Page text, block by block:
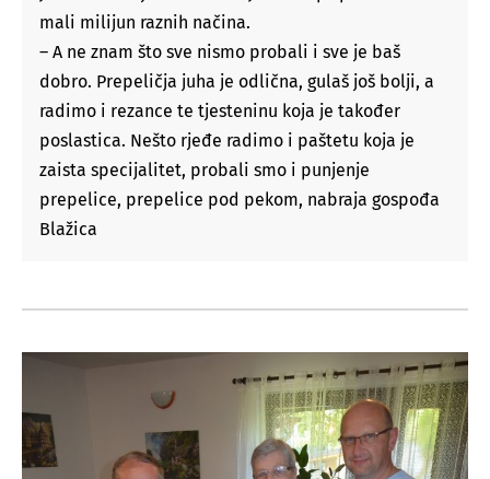
mali milijun raznih načina.
– A ne znam što sve nismo probali i sve je baš
dobro. Prepeličja juha je odlična, gulaš još bolji, a
radimo i rezance te tjesteninu koja je također
poslastica. Nešto rjeđe radimo i paštetu koja je
zaista specijalitet, probali smo i punjenje
prepelice, prepelice pod pekom, nabraja gospođa
Blažica